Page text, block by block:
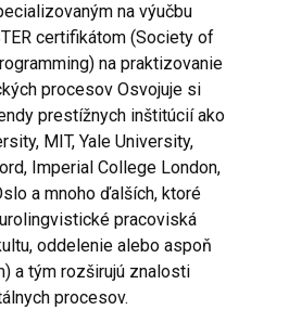
na výučbu
certifikátom (Society of
na praktizovanie
procesov Osvojuje si
prestížnych inštitúcií ako
MIT, Yale University,
Imperial College London,
a mnoho ďalších, ktoré
pracoviská
oddelenie alebo aspoň
a tým rozširujú znalosti
procesov.